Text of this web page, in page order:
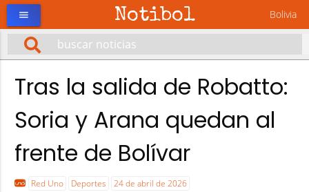
Notibol Bolivia
menu
Tras la salida de Robatto:
Soria y Arana quedan al
frente de Bolívar
Red Uno Deportes 24 de abril de 2026